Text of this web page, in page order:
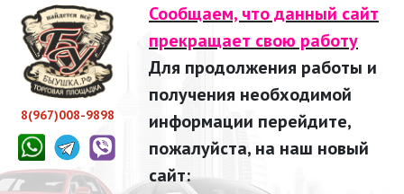
8(967)008-9898
Сообщаем, что данный сайт
прекращает свою работу
Для продолжения работы и
получения необходимой
информации перейдите,
пожалуйста, на наш новый
сайт: